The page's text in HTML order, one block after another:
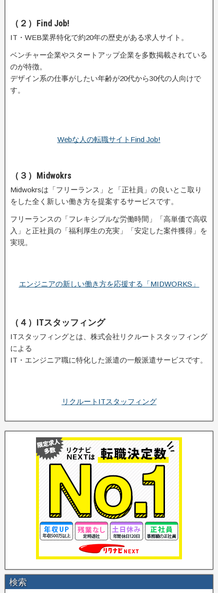
（２）Find Job!
IT・WEB業界特化で約20年の歴史がある求人サイト。
ベンチャー企業やスタートアップ企業を多数掲載されている
のが特徴。
デザイン系の仕事がしたい年齢が20代から30代の人向けで
す。
Webな人の転職サイトFind Job!
（３）Midwokrs
Midwokrsは「フリーランス」と「正社員」の良いとこ取り
をした全く新しい働き方を提案するサービスです。
フリーランスの「フレキシブルな労働時間」「高単価で高収
入」と正社員の「福利厚生の充実」「安定した案件獲得」を
実現。
エンジニアの新しい働き方を応援する「MIDWORKS」
（４）ITスタッフィング
ITスタッフィングとは、株式会社リクルートスタッフィング
による
IT・エンジニア職に特化した派遣の一般派遣サービスです。
リクルートITスタッフィング
検索